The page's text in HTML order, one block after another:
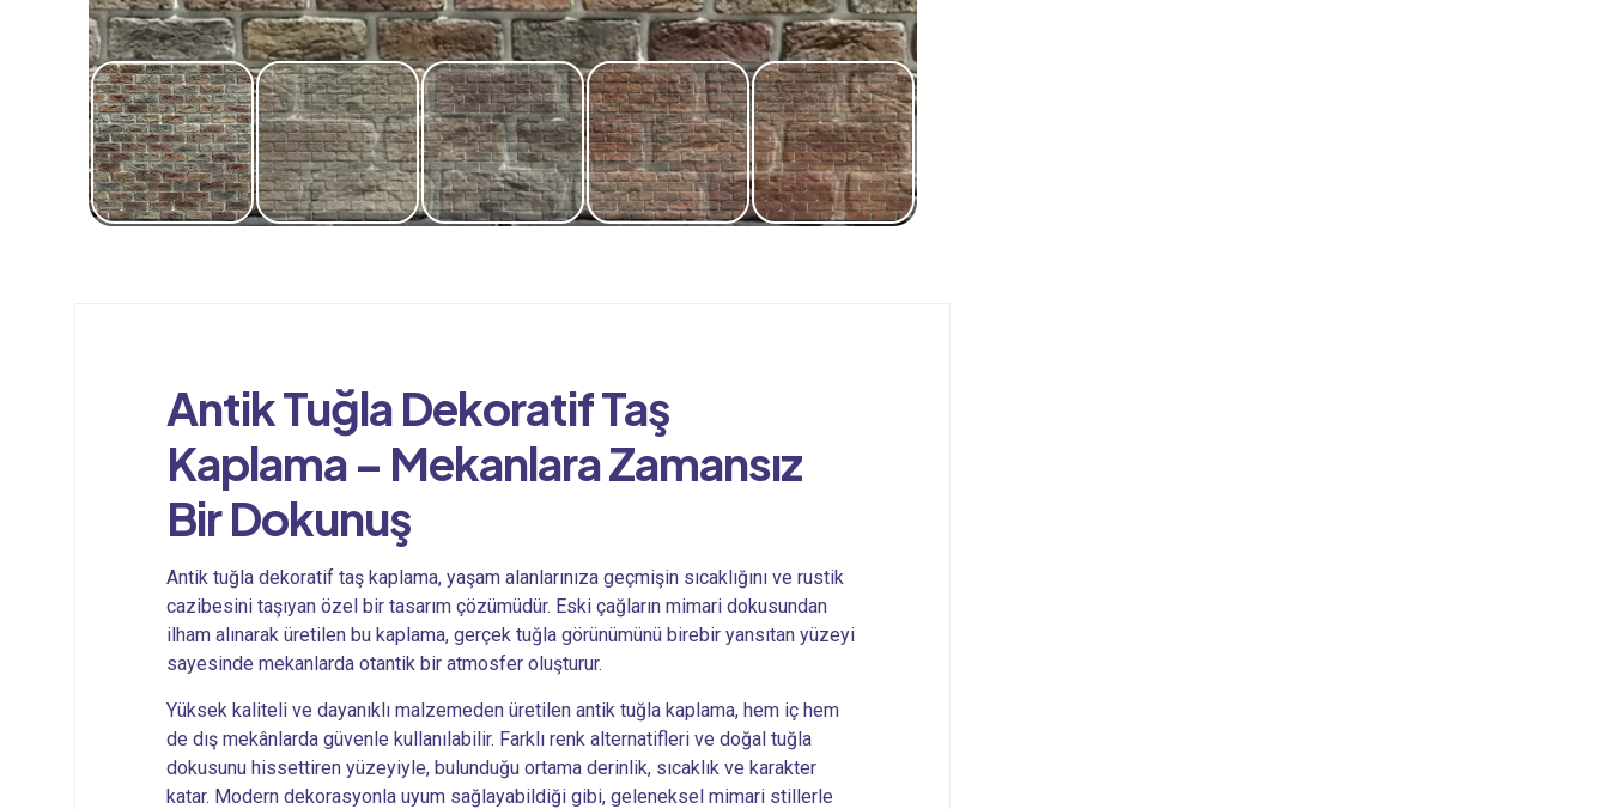
Antik Tuğla Dekoratif Taş
Kaplama – Mekanlara Zamansız
Bir Dokunuş
Antik tuğla dekoratif taş kaplama, yaşam alanlarınıza geçmişin sıcaklığını ve rustik
cazibesini taşıyan özel bir tasarım çözümüdür. Eski çağların mimari dokusundan
ilham alınarak üretilen bu kaplama, gerçek tuğla görünümünü birebir yansıtan yüzeyi
sayesinde mekanlarda otantik bir atmosfer oluşturur.
Yüksek kaliteli ve dayanıklı malzemeden üretilen antik tuğla kaplama, hem iç hem
de dış mekânlarda güvenle kullanılabilir. Farklı renk alternatifleri ve doğal tuğla
dokusunu hissettiren yüzeyiyle, bulunduğu ortama derinlik, sıcaklık ve karakter
katar. Modern dekorasyonla uyum sağlayabildiği gibi, geleneksel mimari stillerle